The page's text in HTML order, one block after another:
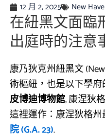
12 月 2, 2025 New
在紐黑文面臨
出庭時的注意
康乃狄克州紐黑文
術樞紐，也是以下學
皮博迪博物館, 康涅狄
這裡運作：康涅狄格州
院 (G.A. 23).